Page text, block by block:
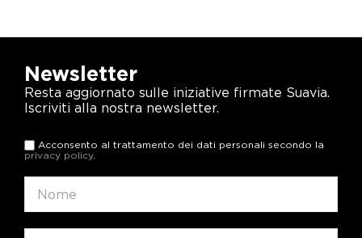
Newsletter
Resta aggiornato sulle iniziative firmate Suavia.
Iscriviti alla nostra newsletter.
Acconsento al trattamento dei dati personali secondo la
privacy policy.